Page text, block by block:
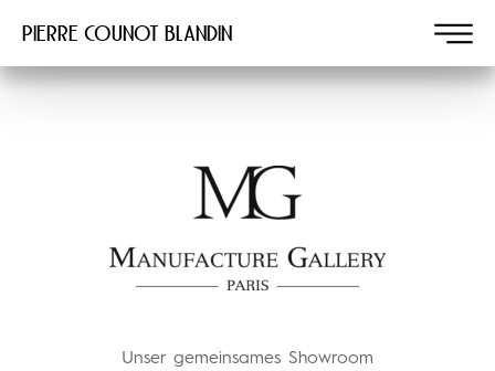
Pierre COUNOT BLANDIN
Unser gemeinsames Showroom